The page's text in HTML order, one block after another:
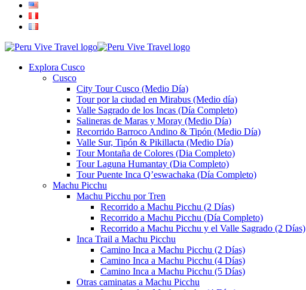
Explora Cusco
Cusco
City Tour Cusco (Medio Día)
Tour por la ciudad en Mirabus (Medio día)
Valle Sagrado de los Incas (Día Completo)
Salineras de Maras y Moray (Medio Día)
Recorrido Barroco Andino & Tipón (Medio Día)
Valle Sur, Tipón & Pikillacta (Medio Día)
Tour Montaña de Colores (Dia Completo)
Tour Laguna Humantay (Dia Completo)
Tour Puente Inca Q’eswachaka (Día Completo)
Machu Picchu
Machu Picchu por Tren
Recorrido a Machu Picchu (2 Días)
Recorrido a Machu Picchu (Día Completo)
Recorrido a Machu Picchu y el Valle Sagrado (2 Días)
Inca Trail a Machu Picchu
Camino Inca a Machu Picchu (2 Días)
Camino Inca a Machu Picchu (4 Días)
Camino Inca a Machu Picchu (5 Días)
Otras caminatas a Machu Picchu